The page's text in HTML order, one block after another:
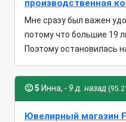
производственная
Мне сразу был важен
потому что большие 19
Поэтому остановилась
🙂5 Инна, - 9 д. назад
Ювелирный магазин